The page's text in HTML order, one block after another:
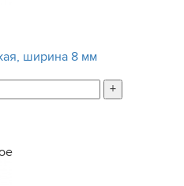
ширина 8 мм
+